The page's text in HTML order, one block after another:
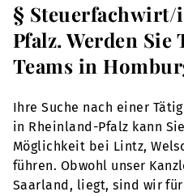
§
Pfalz. Werden Sie
Teams in
Ihre Suche nach einer
in Rheinland-Pfalz kann
Möglichkeit bei Lintz,
führen. Obwohl unser
Saarland, liegt, sind wir